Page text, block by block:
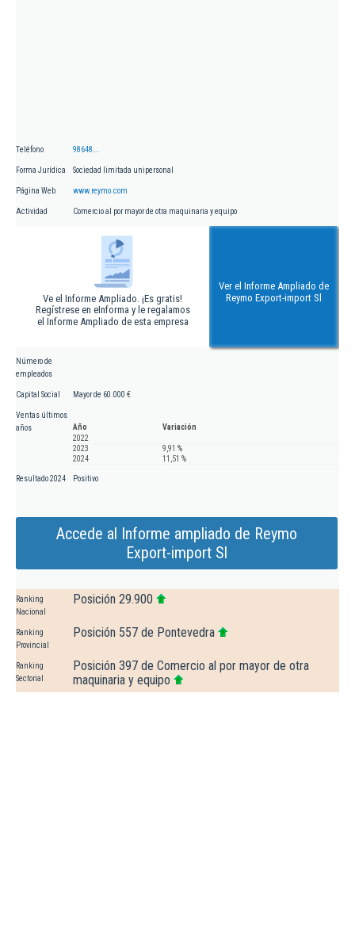
Teléfono 98648...
Forma Jurídica Sociedad limitada unipersonal
Página Web www.reymo.com
Actividad Comercio al por mayor de otra maquinaria y equipo
Ve el Informe Ampliado. ¡Es gratis!
Regístrese en eInforma y le regalamos
el Informe Ampliado de esta empresa
Ver el Informe Ampliado de
Reymo Export-import Sl
Número de
empleados
Capital Social Mayor de 60.000 €
Ventas últimos
años
Año
Variación
2022
2023
9,91 %
2024
11,51 %
Resultado 2024 Positivo
Accede al Informe ampliado de Reymo
Export-import Sl
Ranking
Nacional
Posición 29.900
Ranking
Provincial
Posición 557 de Pontevedra
Ranking
Sectorial
Posición 397 de Comercio al por mayor de otra
maquinaria y equipo